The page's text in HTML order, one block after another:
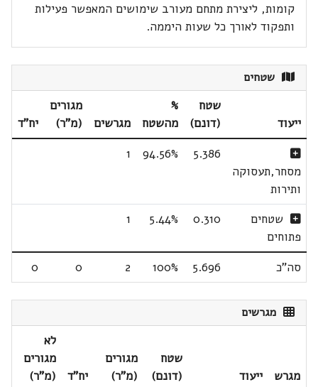
קומות, ליצירת מתחם מעורב שימושים המאפשר פעילות
ותפקוד לאורך כל שעות היממה.
שטחים
ייעוד
שטח
(דונם)
%
מהשטח
מגרשים
מגורים
(מ"ר)
יח"ד
מסחר,תעסוקה
ותירות
5.386
94.56%
1
שטחים
פתוחים
0.310
5.44%
1
סה"כ 5.696
100%
2
0
0
מגרשים
מגרש ייעוד
שטח
(דונם)
מגורים
(מ"ר)
יח"ד
לא
מגורים
(מ"ר)